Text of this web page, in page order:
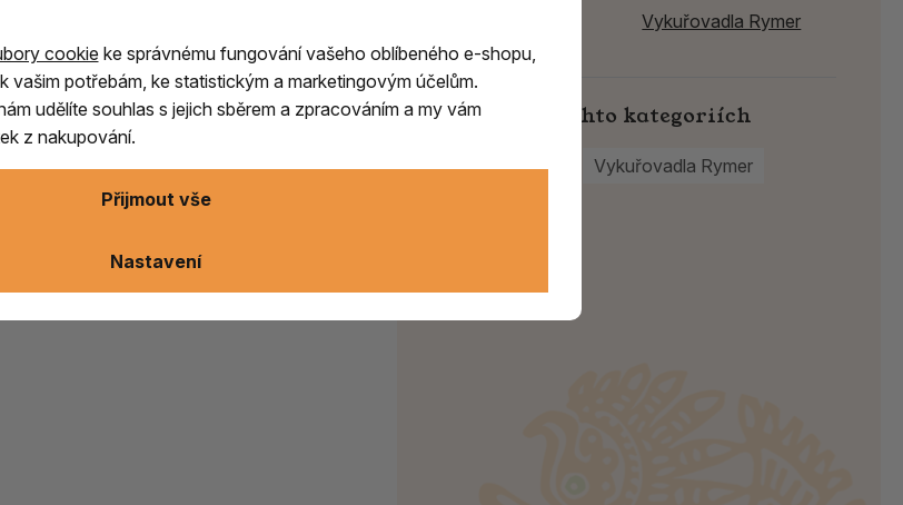
která Vám dovolí oddat se
i těla.
Vykuřovadla Rymer
Najdete v těchto kategoriích
Original Rymer Vykuřovadla Rymer
cookie ke správnému fungování vašeho oblíbeného e-shopu,
vašim potřebám, ke statistickým a marketingovým účelům.
udělíte souhlas s jejich sběrem a zpracováním a my vám
z nakupování.
Nastavení
Přijmout vše